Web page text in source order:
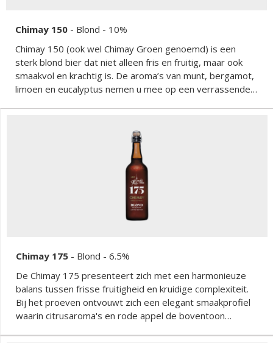
Chimay 150 - Blond - 10%
Chimay 150 (ook wel Chimay Groen genoemd) is een
sterk blond bier dat niet alleen fris en fruitig, maar ook
smaakvol en krachtig is. De aroma’s van munt, bergamot,
limoen en eucalyptus nemen u mee op een verrassende
die worden aangevuld met een vleugje verkwikkende
gember. De smaak is volmondig en zacht, met een
rokerige en kruidige smaak voor het herkenbare Chimay-
karakter, uitlopend in een heerlijk verfijnde nasmaak.
Chimay 175 - Blond - 6.5%
De Chimay 175 presenteert zich met een harmonieuze
balans tussen frisse fruitigheid en kruidige complexiteit.
Bij het proeven ontvouwt zich een elegant smaakprofiel
waarin citrusaroma's en rode appel de boventoon